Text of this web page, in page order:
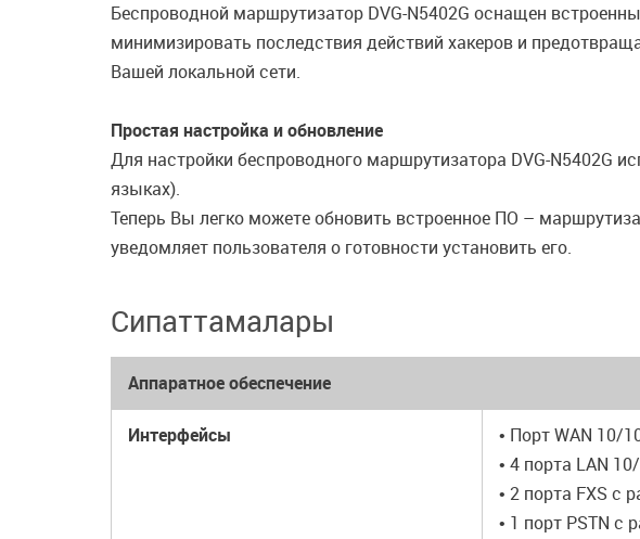
Беспроводной маршрутизатор DVG-N5402G оснащен
минимизировать последствия действий хакеров и
Вашей локальной сети.
Простая настройка и обновление
Для настройки беспроводного маршрутизатора DVG-N5402G
языках).
Теперь Вы легко можете обновить встроенное ПО –
уведомляет пользователя о готовности установить его.
Сипаттамалары
Аппаратное обеспечение
Интерфейсы
• Порт WAN 10/
• 4 порта LAN
• 2 порта FXS с
• 1 порт PSTN с